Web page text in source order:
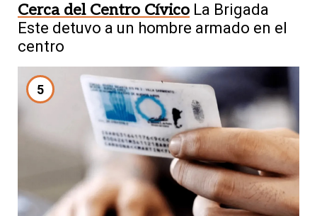
Cerca del Centro Cívico La Brigada
Este detuvo a un hombre armado en el
centro
5